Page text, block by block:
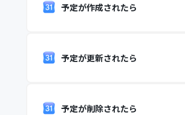
予定が作成されたら
予定が更新されたら
予定が削除されたら